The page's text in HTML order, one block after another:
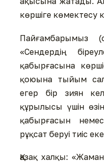
көршіге көмектесу
Пайғамбарымыз
«Сендердің
қабырғасына
қоюына тыйым
егер бір зиян
құрылысы үшін
қабырғасын
рұқсат беруі тиіс
Қазақ халқы: